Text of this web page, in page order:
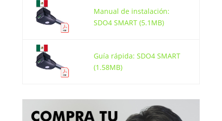
Manual de instalación:
SDO4 SMART (5.1MB)
Guía rápida: SDO4 SMART
(1.58MB)